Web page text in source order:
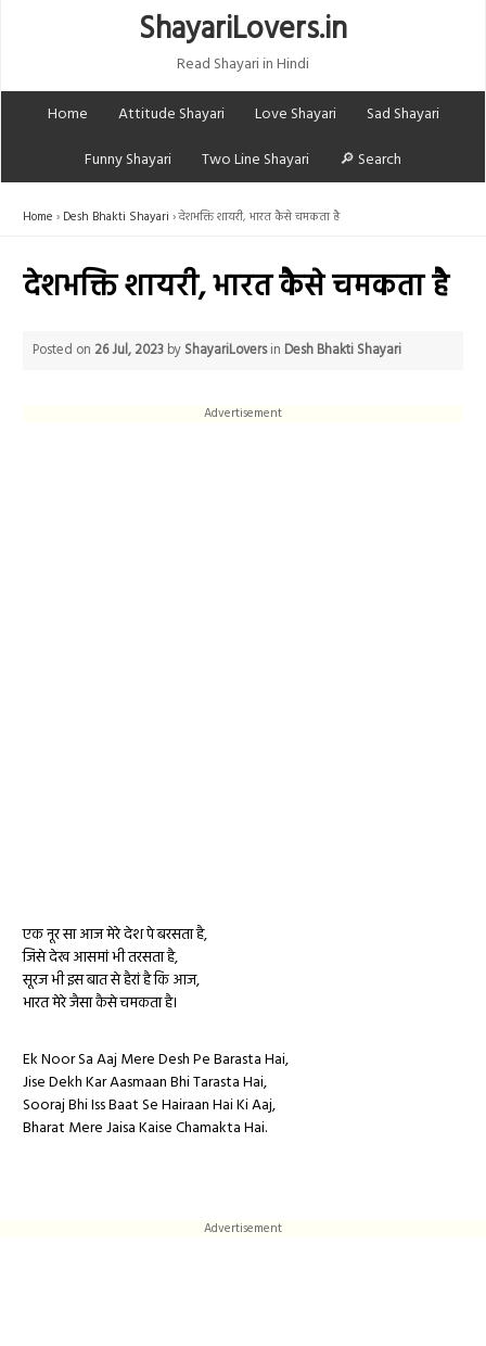
ShayariLovers.in
Read Shayari in Hindi
Home
Attitude Shayari Love Shayari
Sad Shayari
Funny Shayari
Two Line Shayari 🔎 Search
Home Desh Bhakti Shayari देशभक्ति शायरी, भारत कैसे चमकता है
देशभक्ति शायरी, भारत कैसे चमकता है
Posted on 26 Jul, 2023 by ShayariLoversin Desh Bhakti Shayari
Advertisement
एक नूर सा आज मेरे देश पे बरसता है,
जिसे देख आसमां भी तरसता है,
सूरज भी इस बात से हैरां है कि आज,
भारत मेरे जैसा कैसे चमकता है।
Ek Noor Sa Aaj Mere Desh Pe Barasta Hai,
Jise Dekh Kar Aasmaan Bhi Tarasta Hai,
Sooraj Bhi Iss Baat Se Hairaan Hai Ki Aaj,
Bharat Mere Jaisa Kaise Chamakta Hai.
Advertisement